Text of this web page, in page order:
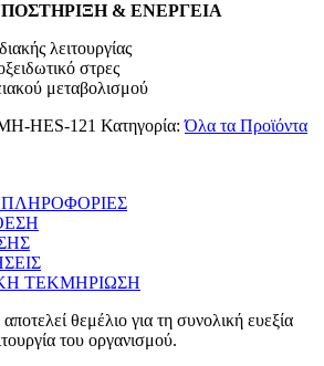
& ΕΝΕΡΓΕΙΑ
λειτουργίας
στρες
μεταβολισμού
HES-121 Κατηγορία: Όλα τα Προϊόντα
ΠΛΗΡΟΦΟΡΙΕΣ
ΤΕΚΜΗΡΙΩΣΗ
θεμέλιο για τη συνολική ευεξία
του οργανισμού.